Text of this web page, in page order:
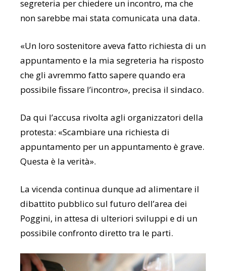
segreteria per chiedere un incontro, ma che
non sarebbe mai stata comunicata una data.
«Un loro sostenitore aveva fatto richiesta di un
appuntamento e la mia segreteria ha risposto
che gli avremmo fatto sapere quando era
possibile fissare l’incontro», precisa il sindaco.
Da qui l’accusa rivolta agli organizzatori della
protesta: «Scambiare una richiesta di
appuntamento per un appuntamento è grave.
Questa è la verità».
La vicenda continua dunque ad alimentare il
dibattito pubblico sul futuro dell’area dei
Poggini, in attesa di ulteriori sviluppi e di un
possibile confronto diretto tra le parti.